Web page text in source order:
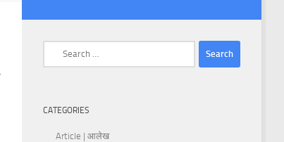
CATEGORIES
Article | आलेख